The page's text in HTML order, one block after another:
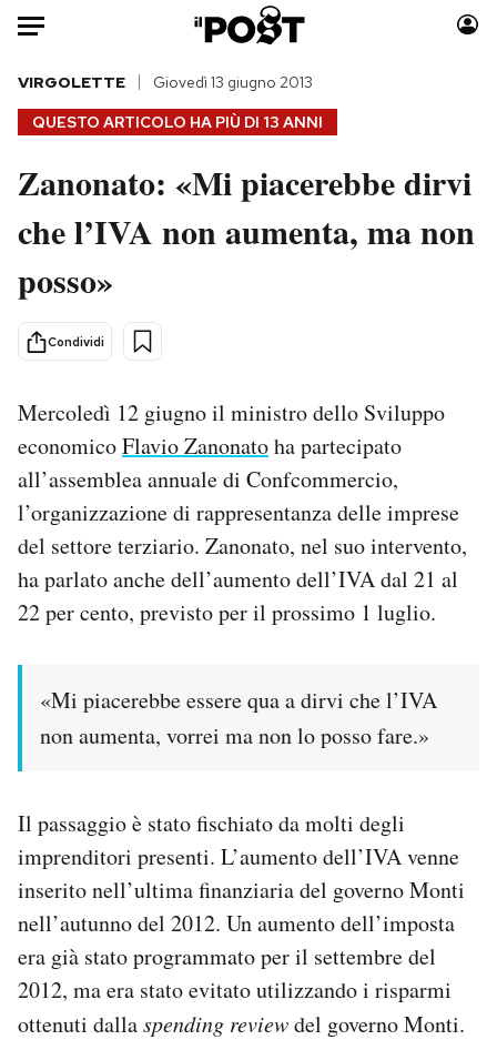
Auto
HOME
Italia
Politica
Tecnologia
Scienza
Economia
Sport
Moda
Consumismi
Altrecose
Mondiali calcio 2026
PODCAST
NEWSLETTER
I MIEI PREFERITI
CALENDARIO
Area Personale
Regala il Post
QUESTO ARTICOLO HA PIÙ DI 13 ANNI
VIRGOLETTE Giovedì 13 giugno 2013
Zanonato: «Mi piacerebbe dirvi
che l’IVA non aumenta, ma non
posso»
Condividi
Mercoledì 12 giugno il ministro dello Sviluppo
economicoFlavio Zanonatoha partecipato
all’assemblea annuale di Confcommercio,
l’organizzazione di rappresentanza delle imprese
del settore terziario. Zanonato, nel suo intervento,
ha parlato anche dell’aumento dell’IVA dal 21 al
22 per cento, previsto per il prossimo 1 luglio.
«Mi piacerebbe essere qua a dirvi che l’IVA
non aumenta, vorrei ma non lo posso fare.»
Il passaggio è stato fischiato da molti degli
imprenditori presenti. L’aumento dell’IVA venne
inserito nell’ultima finanziaria del governo Monti
nell’autunno del 2012. Un aumento dell’imposta
era già stato programmato per il settembre del
2012, ma era stato evitato utilizzando i risparmi
ottenuti dallaspending reviewdel governo Monti.